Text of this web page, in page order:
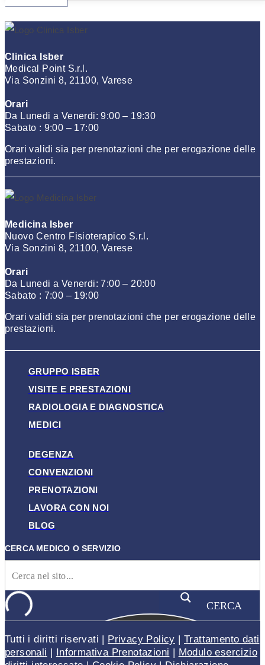
Clinica Isber
Medical Point S.r.l.
Via Sonzini 8, 21100, Varese
Orari
Da Lunedi a Venerdi: 9:00 – 19:30
Sabato : 9:00 – 17:00
Orari validi sia per prenotazioni che per erogazione delle
prestazioni.
Medicina Isber
Nuovo Centro Fisioterapico S.r.l.
Via Sonzini 8, 21100, Varese
Orari
Da Lunedi a Venerdi: 7:00 – 20:00
Sabato : 7:00 – 19:00
Orari validi sia per prenotazioni che per erogazione delle
prestazioni.
GRUPPO ISBER
VISITE E PRESTAZIONI
RADIOLOGIA E DIAGNOSTICA
MEDICI
DEGENZA
CONVENZIONI
PRENOTAZIONI
LAVORA CON NOI
BLOG
CERCA MEDICO O SERVIZIO
CERCA
Tutti i diritti riservati | Privacy Policy |Trattamento dati
personali | Informativa Prenotazioni | Modulo esercizio